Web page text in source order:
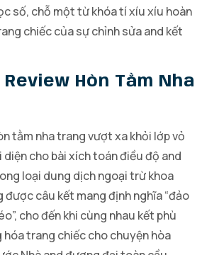
số, chỗ một từ khóa tí xíu xíu hoàn
chiếc của sự chỉnh sửa and kết
Review Hòn Tằm Nha
tằm nha trang vượt xa khỏi lớp vỏ
diện cho bài xích toán điều độ and
loại dung dịch ngoại trừ khoa
được câu kết mang định nghĩa “đảo
cho đến khi cùng nhau kết phù
hóa trang chiếc cho chuyện hòa